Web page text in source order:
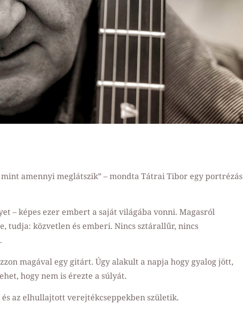
amennyi meglátszik” – mondta Tátrai Tibor egy portrézás
– képes ezer embert a saját világába vonni. Magasról
tudja: közvetlen és emberi. Nincs sztárallűr, nincs
magával egy gitárt. Úgy alakult a napja hogy gyalog jött,
hogy nem is érezte a súlyát.
az elhullajtott verejtékcseppekben születik.